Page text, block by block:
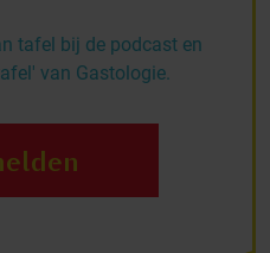
tafel bij de podcast en
van Gastologie.